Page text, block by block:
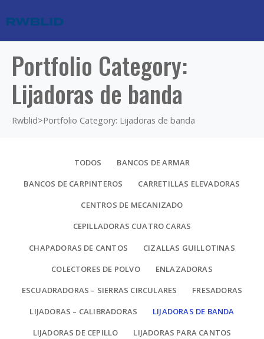
Portfolio Category:
Lijadoras de banda
Rwblid>Portfolio Category: Lijadoras de banda
TODOS BANCOS DE ARMAR
BANCOS DE CARPINTEROS CARRETILLAS ELEVADORAS
CENTROS DE MECANIZADO
CEPILLADORAS CUATRO CARAS
CHAPADORAS DE CANTOS CIZALLAS GUILLOTINAS
COLECTORES DE POLVO ENLAZADORAS
ESCUADRADORAS – SIERRAS CIRCULARES FRESADORAS
LIJADORAS – CALIBRADORAS LIJADORAS DE BANDA
LIJADORAS DE CEPILLO LIJADORAS PARA CANTOS